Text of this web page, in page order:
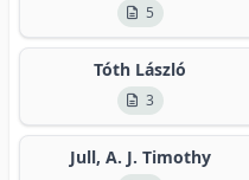
5
Tóth László
3
Jull, A. J. Timothy